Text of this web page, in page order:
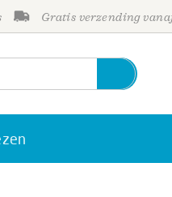
Gratis verzending